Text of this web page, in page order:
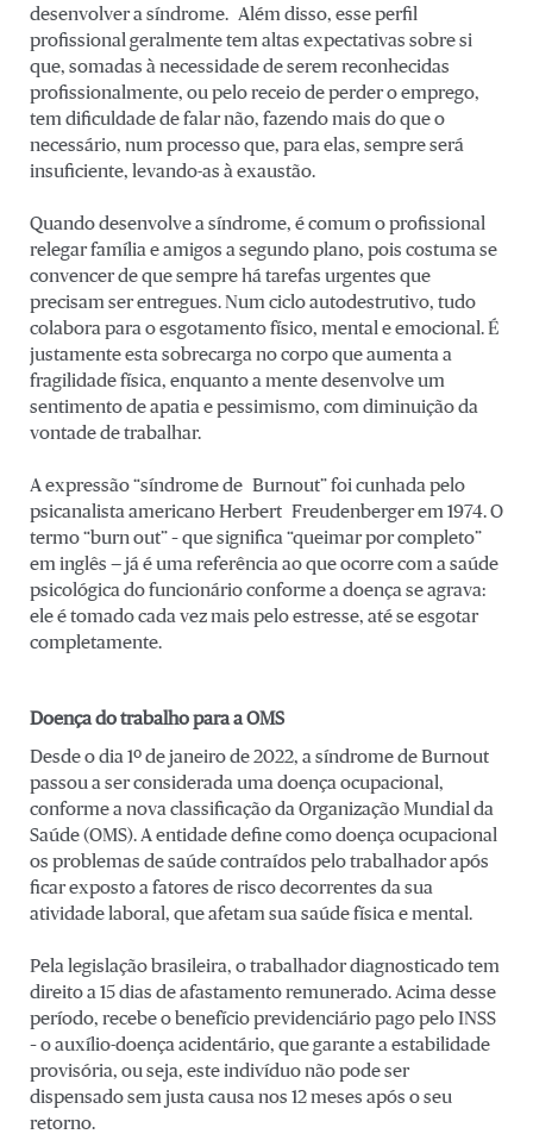
desenvolver a síndrome. Além disso, esse perfil
profissional geralmente tem altas expectativas sobre si
que, somadas à necessidade de serem reconhecidas
profissionalmente, ou pelo receio de perder o emprego,
tem dificuldade de falar não, fazendo mais do que o
necessário, num processo que, para elas, sempre será
insuficiente, levando-as à exaustão.
Quando desenvolve a síndrome, é comum o profissional
relegar família e amigos a segundo plano, pois costuma se
convencer de que sempre há tarefas urgentes que
precisam ser entregues. Num ciclo autodestrutivo, tudo
colabora para o esgotamento físico, mental e emocional. É
justamente esta sobrecarga no corpo que aumenta a
fragilidade física, enquanto a mente desenvolve um
sentimento de apatia e pessimismo, com diminuição da
vontade de trabalhar.
A expressão “síndrome de Burnout” foi cunhada pelo
psicanalista americano Herbert Freudenberger em 1974. O
termo “burn out” – que significa “queimar por completo”
em inglês — já é uma referência ao que ocorre com a saúde
psicológica do funcionário conforme a doença se agrava:
ele é tomado cada vez mais pelo estresse, até se esgotar
completamente.
Doença do trabalho para a OMS
Desde o dia 1º de janeiro de 2022, a síndrome de Burnout
passou a ser considerada uma doença ocupacional,
conforme a nova classificação da Organização Mundial da
Saúde (OMS). A entidade define como doença ocupacional
os problemas de saúde contraídos pelo trabalhador após
ficar exposto a fatores de risco decorrentes da sua
atividade laboral, que afetam sua saúde física e mental.
Pela legislação brasileira, o trabalhador diagnosticado tem
direito a 15 dias de afastamento remunerado. Acima desse
período, recebe o benefício previdenciário pago pelo INSS
– o auxílio-doença acidentário, que garante a estabilidade
provisória, ou seja, este indivíduo não pode ser
dispensado sem justa causa nos 12 meses após o seu
retorno.